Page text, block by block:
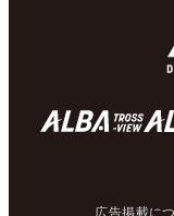
広告掲載に